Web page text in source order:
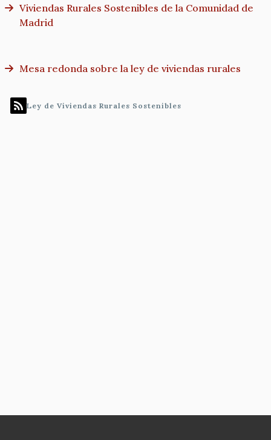
Viviendas Rurales Sostenibles de la Comunidad de
Madrid
Mesa redonda sobre la ley de viviendas rurales
Ley de Viviendas Rurales Sostenibles